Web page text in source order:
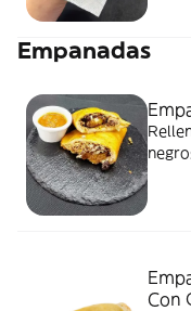
Empanadas
Con